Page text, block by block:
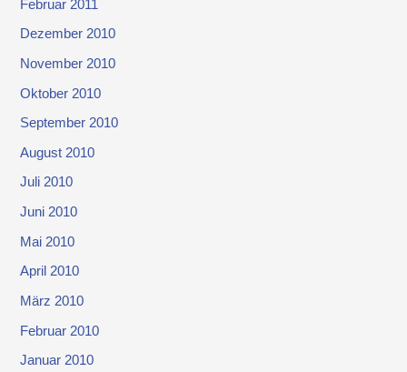
Februar 2011
Dezember 2010
November 2010
Oktober 2010
September 2010
August 2010
Juli 2010
Juni 2010
Mai 2010
April 2010
März 2010
Februar 2010
Januar 2010